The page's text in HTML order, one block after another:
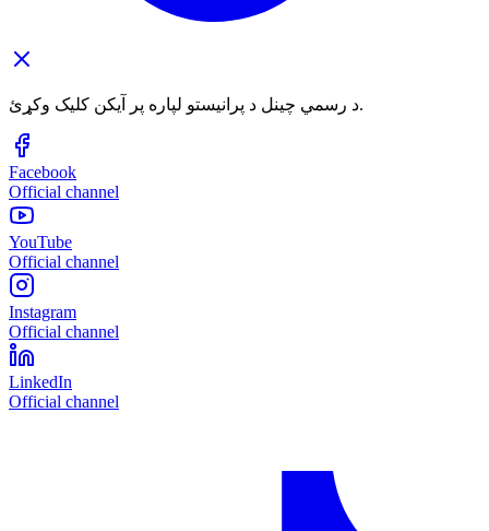
د رسمي چینل د پرانیستو لپاره پر آیکن کلیک وکړئ.
Facebook
Official channel
YouTube
Official channel
Instagram
Official channel
LinkedIn
Official channel